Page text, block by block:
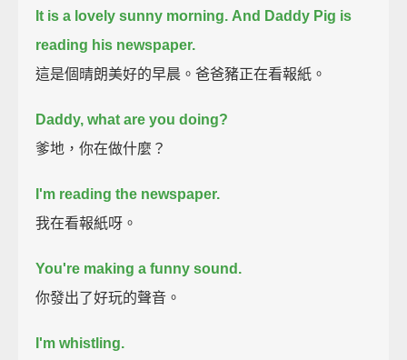
It is a lovely sunny morning. And Daddy Pig is
reading his newspaper.
這是個晴朗美好的早晨。爸爸豬正在看報紙。
Daddy, what are you doing?
爹地，你在做什麼？
I'm reading the newspaper.
我在看報紙呀。
You're making a funny sound.
你發出了好玩的聲音。
I'm whistling.